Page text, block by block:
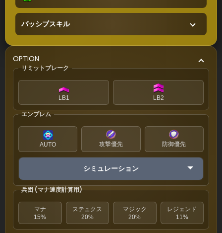
パッシブスキル
OPTION
リミットブレーク
LB1 LB2
エンブレム
AUTO 攻撃優先 防御優先
シミュレーション
兵団 (マナ速度計算用)
マナ
15%
ステュクス
20%
マジック
20%
レジェンド
11%